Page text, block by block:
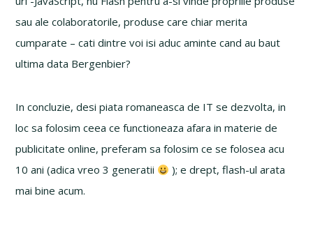
sau ale colaboratorile, produse care chiar merita
cumparate – cati dintre voi isi aduc aminte cand au baut
ultima data Bergenbier?
In concluzie, desi piata romaneasca de IT se dezvolta, in
loc sa folosim ceea ce functioneaza afara in materie de
publicitate online, preferam sa folosim ce se folosea acu
10 ani (adica vreo 3 generatii
); e drept, flash-ul arata
mai bine acum.